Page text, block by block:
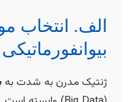
الف. انتخاب
ژنتیک مدرن به شدت به